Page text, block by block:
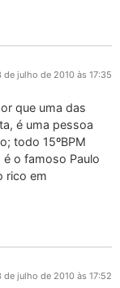
de julho de 2010 às 17:35
que uma das
é uma pessoa
todo 15ºBPM
o famoso Paulo
rico em
de julho de 2010 às 17:52